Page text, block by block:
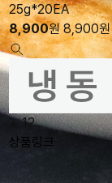
25g*20EA
8,900원 8,900원
12
상품링크